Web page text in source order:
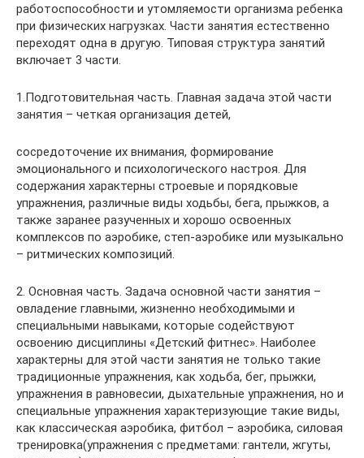
работоспособности и утомляемости организма ребенка
при физических нагрузках. Части занятия естественно
переходят одна в другую. Типовая структура занятий
включает 3 части.
1.Подготовительная часть. Главная задача этой части
занятия – четкая организация детей,
сосредоточение их внимания, формирование
эмоционального и психологического настроя. Для
содержания характерны строевые и порядковые
упражнения, различные виды ходьбы, бега, прыжков, а
также заранее разученных и хорошо освоенных
комплексов по аэробике, степ-аэробике или музыкально
– ритмических композиций.
2. Основная часть. Задача основной части занятия –
овладение главными, жизненно необходимыми и
специальными навыками, которые содействуют
освоению дисциплины «Детский фитнес». Наиболее
характерны для этой части занятия не только такие
традиционные упражнения, как ходьба, бег, прыжки,
упражнения в равновесии, дыхательные упражнения, но и
специальные упражнения характеризующие такие виды,
как классическая аэробика, фитбол – аэробика, силовая
тренировка(упражнения с предметами: гантели, жгуты,